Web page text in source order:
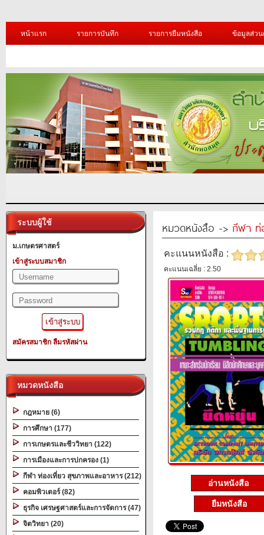
หน้าแรก รายการบันทึก รายการยืมหนังสือ ข้อมูลส่ว
ระบบผู้ใช้
ม.เกษตรศาสตร์
เข้าสู่ระบบสมาชิก
สมัครสมาชิก ลืมรหัสผ่าน
หมวดหนังสือ
กฎหมาย (6)
การศึกษา (177)
การเกษตรและชีววิทยา (122)
การเมืองและการปกครอง (1)
กีฬา ท่องเที่ยว สุขภาพและอาหาร (212)
คอมพิวเตอร์ (82)
ธุรกิจ เศรษฐศาสตร์และการจัดการ (47)
จิตวิทยา (20)
หมวดหนังสือ -> กีฬา ท่
คะแนนหนังสือ :
คะแนนเฉลี่ย : 2.50
อ่านหนังสือ
ยืมหนังสือ